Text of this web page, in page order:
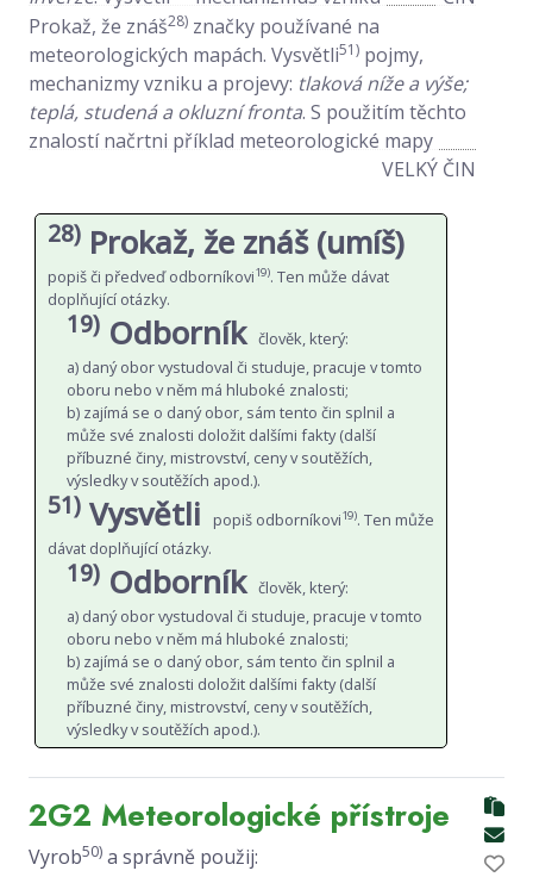
Prokaž, že znáš28) značky používané na
meteorologických mapách. Vysvětli51) pojmy,
mechanizmy vzniku a projevy: tlaková níže a výše;
teplá, studená a okluz­ní fronta. S použitím těchto
znalostí načrtni příklad meteorologické mapy
VELKÝ ČIN
28) Prokaž, že znáš (umíš)
popiš či předveď odborníkovi19). Ten může dávat
doplňující otázky.
19) Odborník člověk, který:
a) daný obor vystudoval či studuje, pracuje v tomto
oboru nebo v něm má hluboké znalosti;
b) zajímá se o daný obor, sám tento čin splnil a
může své znalosti doložit dalšími fakty (další
příbuzné činy, mistrovství, ceny v soutěžích,
výsledky v soutěžích apod.).
51) Vysvětli popiš odborníkovi19). Ten může
dávat doplňující otázky.
19) Odborník člověk, který:
a) daný obor vystudoval či studuje, pracuje v tomto
oboru nebo v něm má hluboké znalosti;
b) zajímá se o daný obor, sám tento čin splnil a
může své znalosti doložit dalšími fakty (další
příbuzné činy, mistrovství, ceny v soutěžích,
výsledky v soutěžích apod.).
2G2 Meteorologické přístroje
Vyrob50) a správně použij: